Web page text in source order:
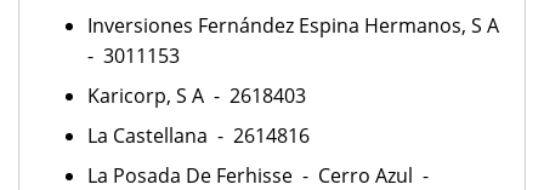
Inversiones Fernández Espina Hermanos, S A
- 3011153
Karicorp, S A - 2618403
La Castellana - 2614816
La Posada De Ferhisse - Cerro Azul -